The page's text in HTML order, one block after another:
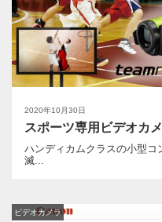
2020年10月30日
スポーツ専用ビデオカ
ハンディカムクラスの小型コ
滅...
ビデオカメラ